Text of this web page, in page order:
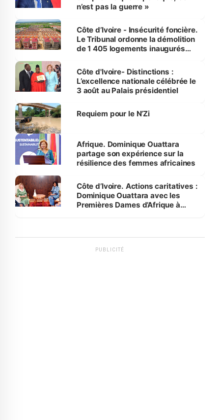
n’est pas la guerre »
Côte d’Ivoire - Insécurité foncière.
Le Tribunal ordonne la démolition
de 1 405 logements inaugurés
Bassam
Côte d'Ivoire- Distinctions :
L’excellence nationale célébrée le
3 août au Palais présidentiel
Requiem pour le N’Zi
Afrique. Dominique Ouattara
partage son expérience sur la
résilience des femmes africaines
Côte d’Ivoire. Actions caritatives :
Dominique Ouattara avec les
Premières Dames d’Afrique à
PUBLICITÉ